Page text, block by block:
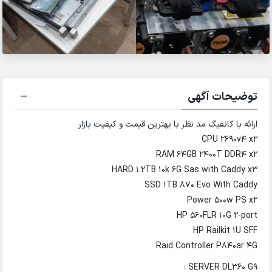
توضیحات آگهی
ارائه با کانفیگ مد نظر با بهترین قیمت و کیفیت بازار
CPU 2690v4 x2
RAM 64GB 2400T DDR4 x2
HARD 1.2TB 10k 6G Sas with Caddy x3
SSD 1TB 870 Evo With Caddy
Power 500w PS x2
HP 560FLR 10G 2-port
HP Railkit 1U SFF
Raid Controller P840ar 4G
SERVER DL360 G9 :